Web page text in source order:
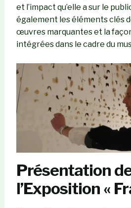
et l’impact qu’elle a sur le
également les éléments clés
œuvres marquantes et la
intégrées dans le cadre du
Présentation
l’Exposition «